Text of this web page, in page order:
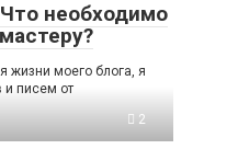
необходимо
жизни моего блога, я
и писем от
2